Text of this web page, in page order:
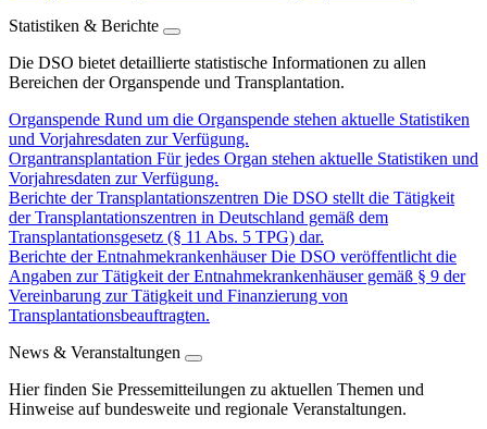
Statistiken & Berichte
Die DSO bietet detaillierte statistische Informationen zu allen
Bereichen der Organspende und Transplantation.
Organspende Rund um die Organspende stehen aktuelle Statistiken
und Vorjahresdaten zur Verfügung.
Organtransplantation Für jedes Organ stehen aktuelle Statistiken und
Vorjahresdaten zur Verfügung.
Berichte der Transplantationszentren Die DSO stellt die Tätigkeit
der Transplantationszentren in Deutschland gemäß dem
Transplantationsgesetz (§ 11 Abs. 5 TPG) dar.
Berichte der EntnahmekrankenhäuserDie DSO veröffentlicht die
Angaben zur Tätigkeit der Entnahmekrankenhäuser gemäß § 9 der
Vereinbarung zur Tätigkeit und Finanzierung von
Transplantationsbeauftragten.
News & Veranstaltungen
Hier finden Sie Pressemitteilungen zu aktuellen Themen und
Hinweise auf bundesweite und regionale Veranstaltungen.